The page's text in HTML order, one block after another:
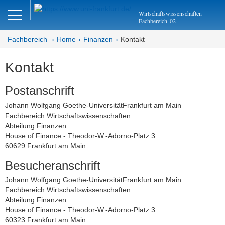
Wirtschaftswissenschaften
Fachbereich 02
DE Close
Finanzen
Home
Team
Studium
Forschung
Seminar
Einrichtungen
Fachbereich Home Finanzen Kontakt
Kontakt
Postanschrift
Johann Wolfgang Goethe-UniversitätFrankfurt am Main
Fachbereich Wirtschaftswissenschaften
Abteilung Finanzen
House of Finance - Theodor-W.-Adorno-Platz 3
60629 Frankfurt am Main
Besucheranschrift
Johann Wolfgang Goethe-UniversitätFrankfurt am Main
Fachbereich Wirtschaftswissenschaften
Abteilung Finanzen
House of Finance - Theodor-W.-Adorno-Platz 3
60323 Frankfurt am Main